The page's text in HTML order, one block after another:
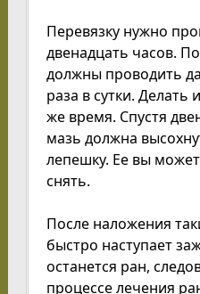
Перевязку нужно
двенадцать часов.
должны проводить
раза в сутки. Делать
же время. Спустя
мазь должна
лепешку. Ее вы
снять.
После наложения
быстро наступает
останется ран,
процессе лечения